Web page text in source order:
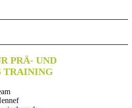
PRÄ- UND
TRAINING